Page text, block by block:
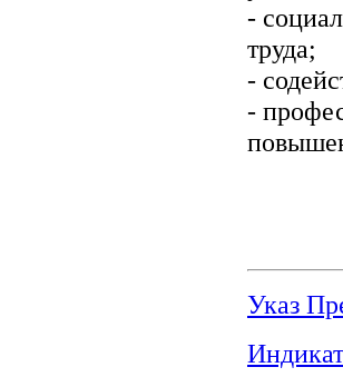
-
труда;
-
-
Указ